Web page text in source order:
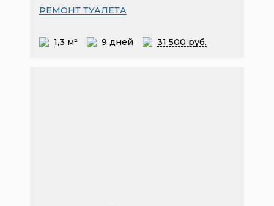
РЕМОНТ ТУАЛЕТА
1,3 м² 9 дней 31 500 руб.